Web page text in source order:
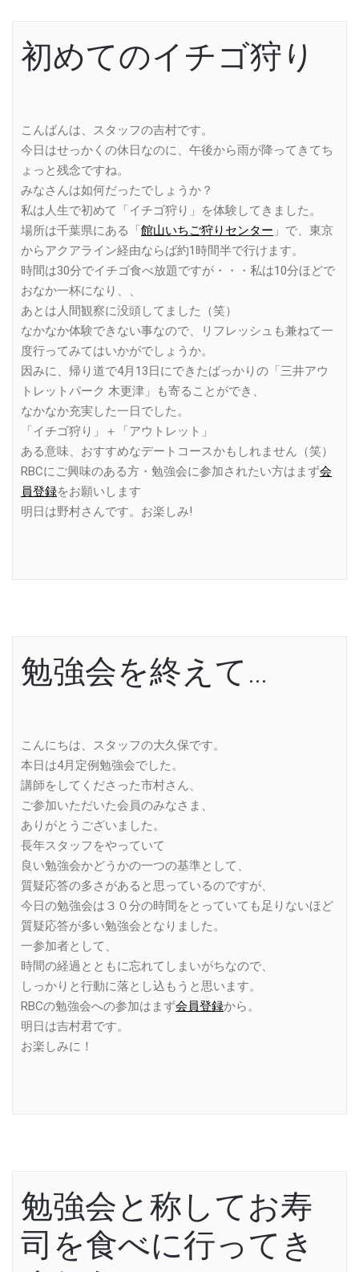
初めてのイチゴ狩り
こんばんは、スタッフの吉村です。
今日はせっかくの休日なのに、午後から雨が降ってきてち
ょっと残念ですね。
みなさんは如何だったでしょうか？
私は人生で初めて「イチゴ狩り」を体験してきました。
場所は千葉県にある「館山いちご狩りセンター 」で、東京
からアクアライン経由ならば約1時間半で行けます。
時間は30分でイチゴ食べ放題ですが・・・私は10分ほどで
おなか一杯になり、、
あとは人間観察に没頭してました（笑）
なかなか体験できない事なので、リフレッシュも兼ねて一
度行ってみてはいかがでしょうか。
因みに、帰り道で4月13日にできたばっかりの「三井アウ
トレットパーク 木更津」も寄ることができ、
なかなか充実した一日でした。
「イチゴ狩り」＋「アウトレット」
ある意味、おすすめなデートコースかもしれません（笑）
RBCにご興味のある方・勉強会に参加されたい方はまず会
員登録をお願いします
明日は野村さんです。お楽しみ!
勉強会を終えて…
こんにちは、スタッフの大久保です。
本日は4月定例勉強会でした。
講師をしてくださった市村さん、
ご参加いただいた会員のみなさま、
ありがとうございました。
長年スタッフをやっていて
良い勉強会かどうかの一つの基準として、
質疑応答の多さがあると思っているのですが、
今日の勉強会は３０分の時間をとっていても足りないほど
質疑応答が多い勉強会となりました。
一参加者として、
時間の経過とともに忘れてしまいがちなので、
しっかりと行動に落とし込もうと思います。
RBCの勉強会への参加はまず会員登録から。
明日は吉村君です。
お楽しみに！
勉強会と称してお寿
司を食べに行ってき